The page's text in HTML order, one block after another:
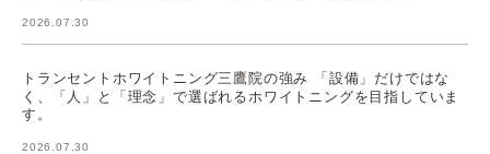
2026.07.30
トランセントホワイトニング三鷹院の強み 「設備」だけではな
く、「人」と「理念」で選ばれるホワイトニングを目指していま
す。
2026.07.30